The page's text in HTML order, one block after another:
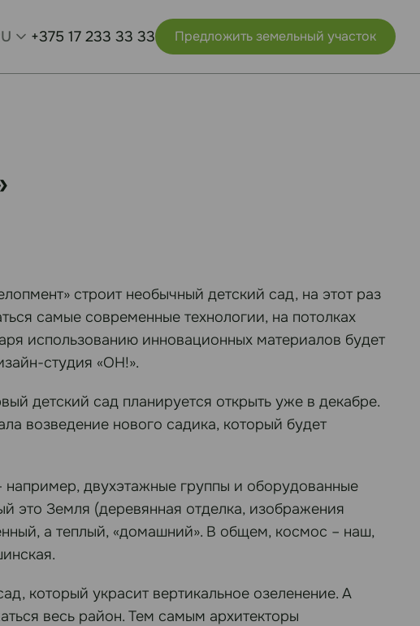
+375 17 233 33 33 Предложить земельный участок
строит необычный детский сад, на этот раз
самые современные технологии, на потолках
использованию инновационных материалов будет
студия «OH!».
детский сад планируется открыть уже в декабре.
возведение нового садика, который будет
двухэтажные группы и оборудованные
это Земля (деревянная отделка, изображения
а теплый, «домашний». В общем, космос – наш,
который украсит вертикальное озеленение. А
весь район. Тем самым архитекторы